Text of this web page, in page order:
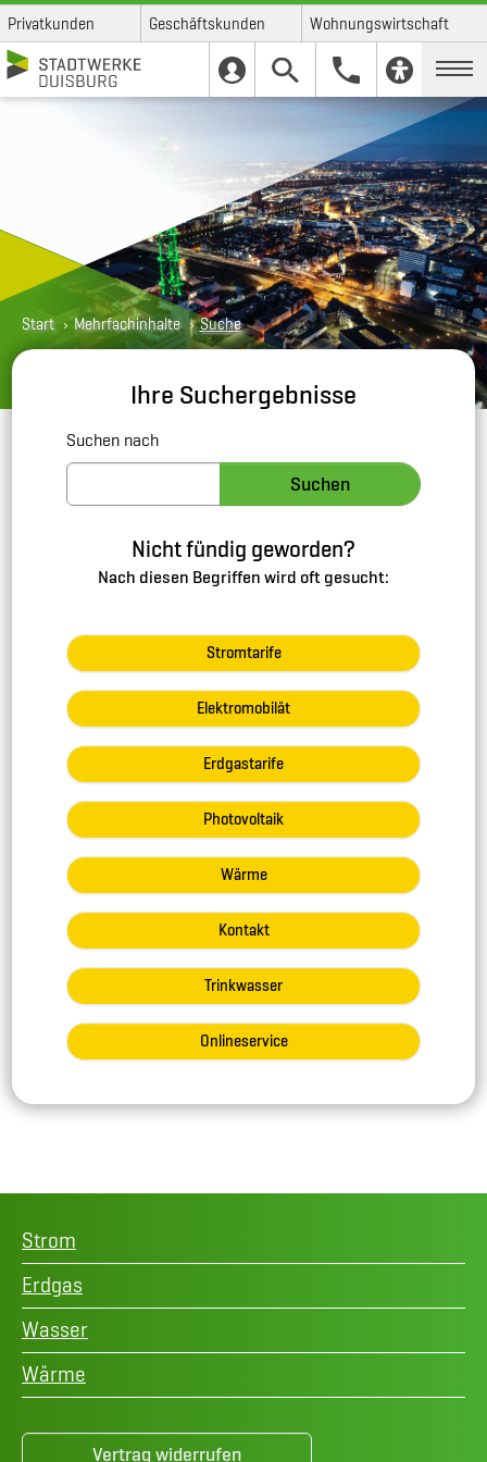
Skip to main content
Skip to page footer
Privatkunden Geschäftskunden Wohnungswirtschaft
You are here:
Start Mehrfachinhalte Suche
Ihre Suchergebnisse
Suchformular
Suchen nach
Nicht fündig geworden?
Nach diesen Begriffen wird oft gesucht:
Stromtarife
Elektromobilät
Erdgastarife
Photovoltaik
Wärme
Kontakt
Trinkwasser
Onlineservice
Strom
Erdgas
Wasser
Wärme
Vertrag widerrufen